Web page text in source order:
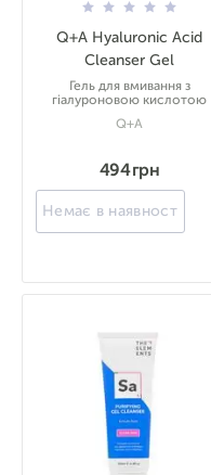
Q+A Hyaluronic Acid
Cleanser Gel
Гель для вмивання з
гіалуроновою кислотою
Q+A
494 грн
Немає в наявності